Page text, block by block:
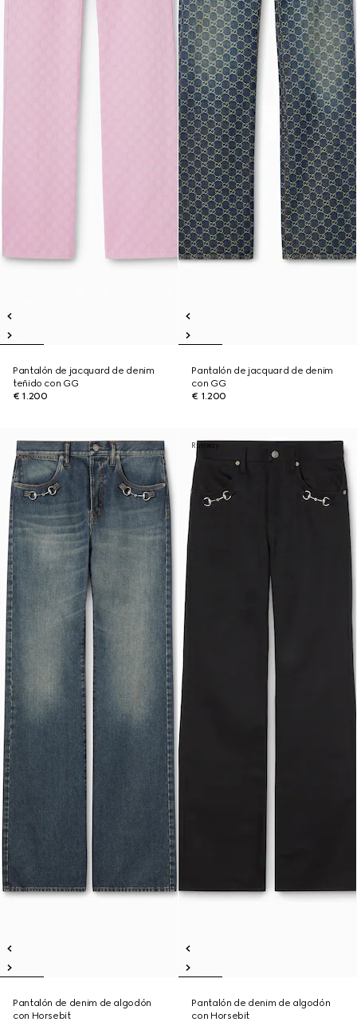
Pantalón de jacquard de denim
teñido con GG
€ 1.200
Pantalón de jacquard de denim
con GG
€ 1.200
Pantalón de denim de algodón
con Horsebit
Runway
Pantalón de denim de algodón
con Horsebit